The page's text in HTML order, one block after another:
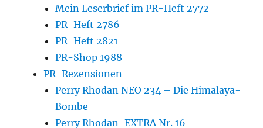
Mein Leserbrief im PR-Heft 2772
PR-Heft 2786
PR-Heft 2821
PR-Shop 1988
PR-Rezensionen
Perry Rhodan NEO 234 – Die Himalaya-
Bombe
Perry Rhodan-EXTRA Nr. 16